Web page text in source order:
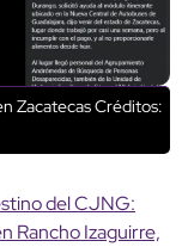
ZacatecasCréditos:
del CJNG:
Rancho Izaguirre,